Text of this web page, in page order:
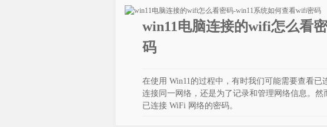
win11电脑连接的wifi怎么看
码
在使用 Win11的过程中，有时我们可能需要查看
连接同一网络，还是为了记录和管理网络信息。
已连接 WiFi 网络的密码。